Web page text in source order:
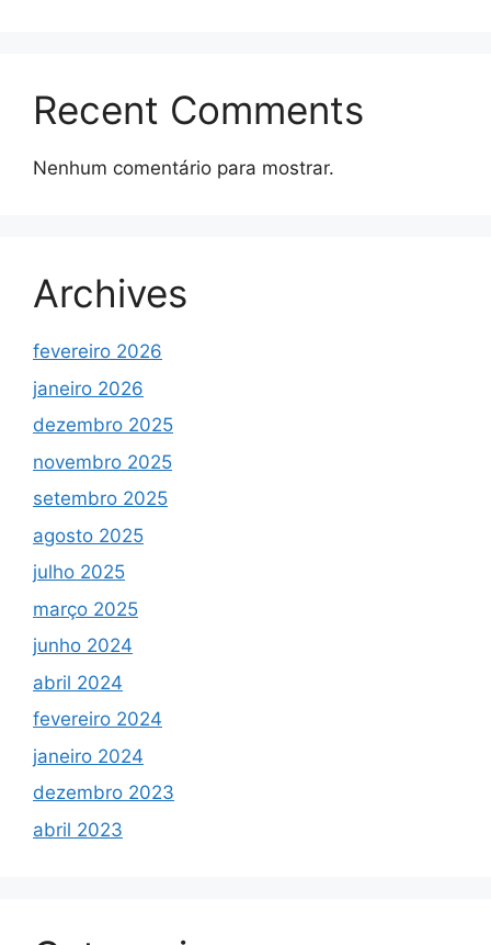
Recent Comments
Nenhum comentário para mostrar.
Archives
fevereiro 2026
janeiro 2026
dezembro 2025
novembro 2025
setembro 2025
agosto 2025
julho 2025
março 2025
junho 2024
abril 2024
fevereiro 2024
janeiro 2024
dezembro 2023
abril 2023